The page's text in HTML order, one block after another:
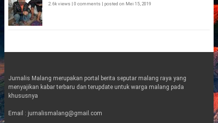
2.6k views | 0 comments | posted on Mei 15, 2019
Jurnalis Malang merupakan portal berita seputar malang raya yang
menyajikan kabar terbaru dan terupdate untuk warga malang pada
khususnya
Email : jurnalismalang@gmail.com